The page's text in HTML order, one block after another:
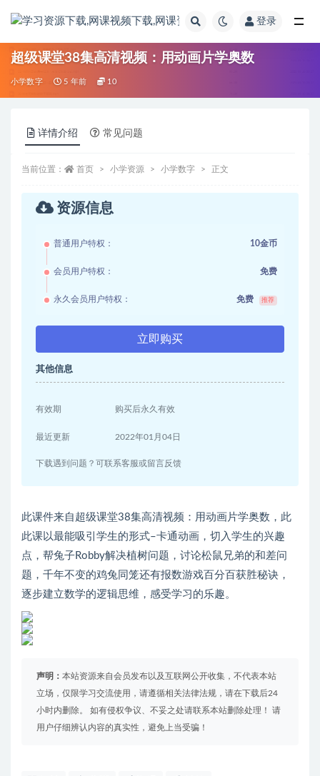
登录
超级课堂38集高清视频：用动画片学奥数
小学数字 5 年前 10
详情介绍 常见问题
当前位置： 首页 小学资源 小学数字 正文
资源信息
普通用户特权： 10金币
会员用户特权： 免费
永久会员用户特权： 免费 推荐
立即购买
其他信息
有效期 购买后永久有效
最近更新 2022年01月04日
下载遇到问题？可联系客服或留言反馈
此课件来自超级课堂38集高清视频：用动画片学奥数，此
此课以最能吸引学生的形式–卡通动画，切入学生的兴趣
点，帮兔子Robby解决植树问题，讨论松鼠兄弟的和差问
题，千年不变的鸡兔同笼还有报数游戏百分百获胜秘诀，
逐步建立数学的逻辑思维，感受学习的乐趣。
声明： 本站资源来自会员发布以及互联网公开收集，不代表本站
立场，仅限学习交流使用，请遵循相关法律法规，请在下载后24
小时内删除。 如有侵权争议、不妥之处请联系本站删除处理！ 请
用户仔细辨认内容的真实性，避免上当受骗！